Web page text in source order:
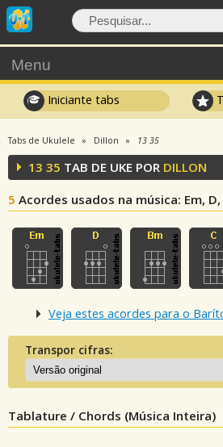
Menu
Iniciante tabs
Tabs de Ukulele Dillon 13 35
13 35 TAB DE UKE POR DILLON
5 Acordes usados na música: Em,
Veja estes acordes para o
Transpor cifras:
Tablature / Chords (Música Inteira)